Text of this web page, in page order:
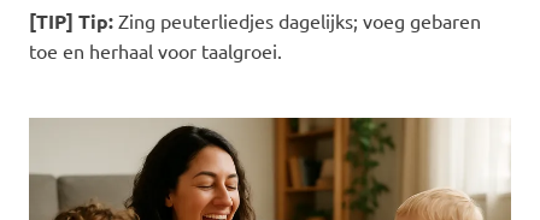
[TIP] Tip: Zing peuterliedjes dagelijks; voeg gebaren
toe en herhaal voor taalgroei.